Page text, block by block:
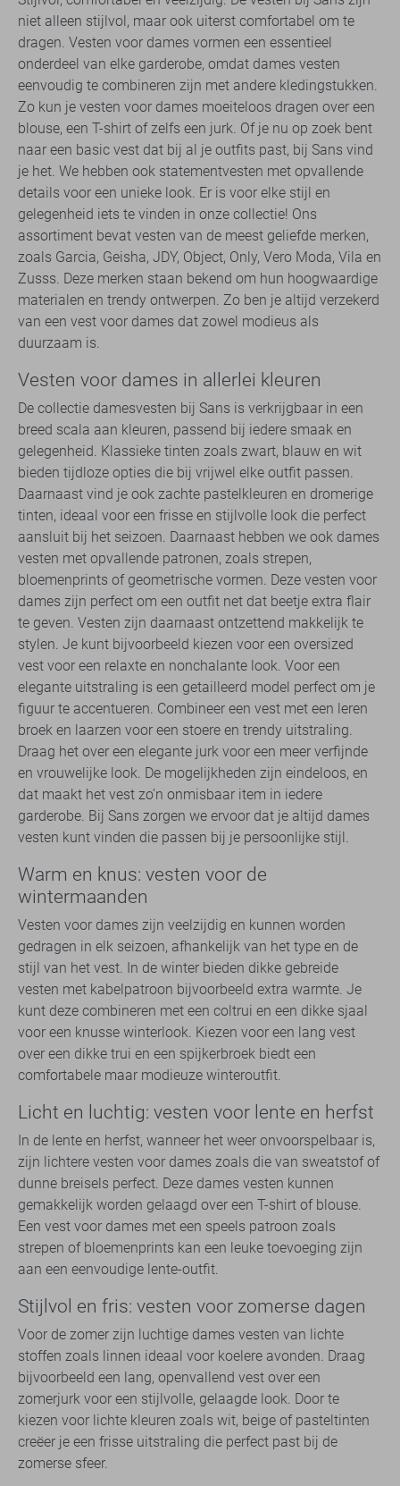
niet alleen stijlvol, maar ook uiterst comfortabel om te
dragen. Vesten voor dames vormen een essentieel
onderdeel van elke garderobe, omdat dames vesten
eenvoudig te combineren zijn met andere kledingstukken.
Zo kun je vesten voor dames moeiteloos dragen over een
blouse, een T-shirt of zelfs een jurk. Of je nu op zoek bent
naar een basic vest dat bij al je outfits past, bij Sans vind
je het. We hebben ook statementvesten met opvallende
details voor een unieke look. Er is voor elke stijl en
gelegenheid iets te vinden in onze collectie! Ons
assortiment bevat vesten van de meest geliefde merken,
zoals Garcia, Geisha, JDY, Object, Only, Vero Moda, Vila en
Zusss. Deze merken staan bekend om hun hoogwaardige
materialen en trendy ontwerpen. Zo ben je altijd verzekerd
van een vest voor dames dat zowel modieus als
duurzaam is.
Vesten voor dames in allerlei kleuren
De collectie damesvesten bij Sans is verkrijgbaar in een
breed scala aan kleuren, passend bij iedere smaak en
gelegenheid. Klassieke tinten zoals zwart, blauw en wit
bieden tijdloze opties die bij vrijwel elke outfit passen.
Daarnaast vind je ook zachte pastelkleuren en dromerige
tinten, ideaal voor een frisse en stijlvolle look die perfect
aansluit bij het seizoen. Daarnaast hebben we ook dames
vesten met opvallende patronen, zoals strepen,
bloemenprints of geometrische vormen. Deze vesten voor
dames zijn perfect om een outfit net dat beetje extra flair
te geven. Vesten zijn daarnaast ontzettend makkelijk te
stylen. Je kunt bijvoorbeeld kiezen voor een oversized
vest voor een relaxte en nonchalante look. Voor een
elegante uitstraling is een getailleerd model perfect om je
figuur te accentueren. Combineer een vest met een leren
broek en laarzen voor een stoere en trendy uitstraling.
Draag het over een elegante jurk voor een meer verfijnde
en vrouwelijke look. De mogelijkheden zijn eindeloos, en
dat maakt het vest zo’n onmisbaar item in iedere
garderobe. Bij Sans zorgen we ervoor dat je altijd dames
vesten kunt vinden die passen bij je persoonlijke stijl.
Warm en knus: vesten voor de
wintermaanden
Vesten voor dames zijn veelzijdig en kunnen worden
gedragen in elk seizoen, afhankelijk van het type en de
stijl van het vest. In de winter bieden dikke gebreide
vesten met kabelpatroon bijvoorbeeld extra warmte. Je
kunt deze combineren met een coltrui en een dikke sjaal
voor een knusse winterlook. Kiezen voor een lang vest
over een dikke trui en een spijkerbroek biedt een
comfortabele maar modieuze winteroutfit.
Licht en luchtig: vesten voor lente en herfst
In de lente en herfst, wanneer het weer onvoorspelbaar is,
zijn lichtere vesten voor dames zoals die van sweatstof of
dunne breisels perfect. Deze dames vesten kunnen
gemakkelijk worden gelaagd over een T-shirt of blouse.
Een vest voor dames met een speels patroon zoals
strepen of bloemenprints kan een leuke toevoeging zijn
aan een eenvoudige lente-outfit.
Stijlvol en fris: vesten voor zomerse dagen
Voor de zomer zijn luchtige dames vesten van lichte
stoffen zoals linnen ideaal voor koelere avonden. Draag
bijvoorbeeld een lang, openvallend vest over een
zomerjurk voor een stijlvolle, gelaagde look. Door te
kiezen voor lichte kleuren zoals wit, beige of pasteltinten
creëer je een frisse uitstraling die perfect past bij de
zomerse sfeer.